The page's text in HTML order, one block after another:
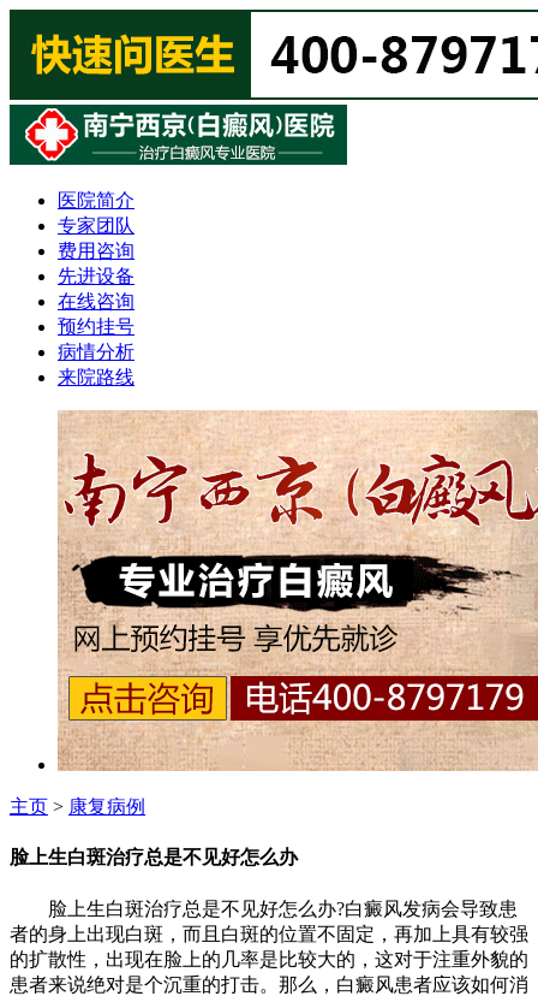
医院简介
专家团队
费用咨询
先进设备
在线咨询
预约挂号
病情分析
来院路线
主页 > 康复病例
脸上生白斑治疗总是不见好怎么办
脸上生白斑治疗总是不见好怎么办?白癜风发病会导致患
者的身上出现白斑，而且白斑的位置不固定，再加上具有较强
的扩散性，出现在脸上的几率是比较大的，这对于注重外貌的
患者来说绝对是个沉重的打击。那么，白癜风患者应该如何消